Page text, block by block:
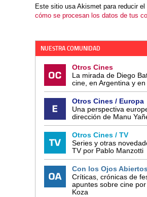
Este sitio usa Akismet para reducir el
cómo se procesan los datos de tus
NUESTRA COMUNIDAD
Otros Cines
La mirada de Diego
cine, en Argentina y
Otros Cines / Europa
Una perspectiva
dirección de Manu
Otros Cines / TV
Series y otras
TV por Pablo Manzotti
Con los Ojos Abiertos
Críticas, crónicas de
apuntes sobre cine
Koza